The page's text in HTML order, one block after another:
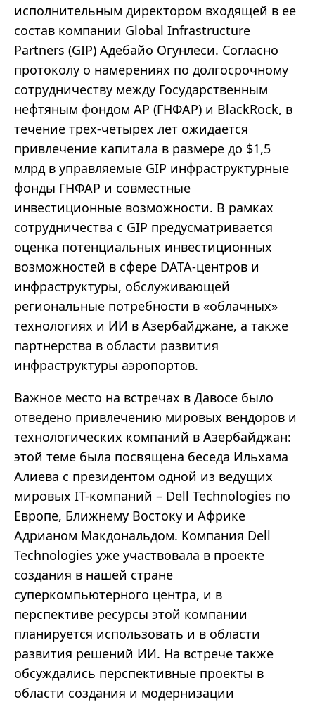
исполнительным директором входящей в ее
состав компании Global Infrastructure
Partners (GIP) Адебайо Огунлеси. Согласно
протоколу о намерениях по долгосрочному
сотрудничеству между Государственным
нефтяным фондом АР (ГНФАР) и BlackRock, в
течение трех-четырех лет ожидается
привлечение капитала в размере до $1,5
млрд в управляемые GIP инфраструктурные
фонды ГНФАР и совместные
инвестиционные возможности. В рамках
сотрудничества с GIP предусматривается
оценка потенциальных инвестиционных
возможностей в сфере DATA-центров и
инфраструктуры, обслуживающей
региональные потребности в «облачных»
технологиях и ИИ в Азербайджане, а также
партнерства в области развития
инфраструктуры аэропортов.
Важное место на встречах в Давосе было
отведено привлечению мировых вендоров и
технологических компаний в Азербайджан:
этой теме была посвящена беседа Ильхама
Алиева с президентом одной из ведущих
мировых IT-компаний – Dell Technologies по
Европе, Ближнему Востоку и Африке
Адрианом Макдональдом. Компания Dell
Technologies уже участвовала в проекте
создания в нашей стране
суперкомпьютерного центра, и в
перспективе ресурсы этой компании
планируется использовать и в области
развития решений ИИ. На встрече также
обсуждались перспективные проекты в
области создания и модернизации